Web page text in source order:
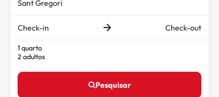
Check-in Check-out
1 quarto
2 adultos
Pesquisar